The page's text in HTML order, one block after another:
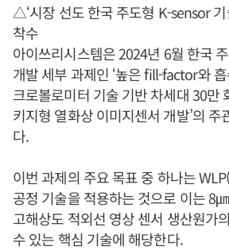
△‘시장 선도 한국 주도형 K-sensor 기
착수
아이쓰리시스템은 2024년 6월 한국
개발 세부 과제인 ‘높은 fill-factor와
크로볼로미터 기술 기반 차세대 30만
키지형 열화상 이미지센서 개발’의 주
다.
이번 과제의 주요 목표 중 하나는
공정 기술을 적용하는 것으로 이는 8
고해상도 적외선 영상 센서 생산원가
수 있는 핵심 기술에 해당한다.